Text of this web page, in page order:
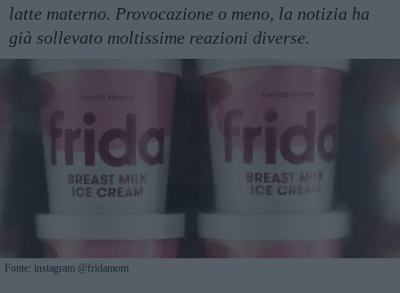
latte materno. Provocazione o meno, la notizia ha
già sollevato moltissime reazioni diverse.
Fonte: instagram @fridamom